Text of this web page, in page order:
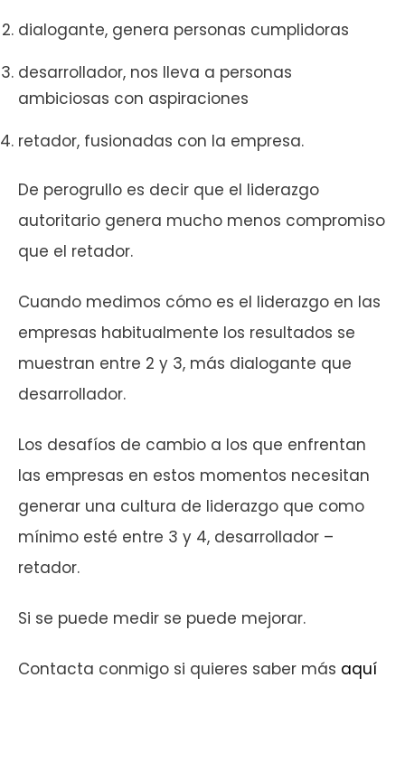
dialogante, genera personas cumplidoras
desarrollador, nos lleva a personas
ambiciosas con aspiraciones
retador, fusionadas con la empresa.
De perogrullo es decir que el liderazgo
autoritario genera mucho menos compromiso
que el retador.
Cuando medimos cómo es el liderazgo en las
empresas habitualmente los resultados se
muestran entre 2 y 3, más dialogante que
desarrollador.
Los desafíos de cambio a los que enfrentan
las empresas en estos momentos necesitan
generar una cultura de liderazgo que como
mínimo esté entre 3 y 4, desarrollador –
retador.
Si se puede medir se puede mejorar.
Contacta conmigo si quieres saber más aquí